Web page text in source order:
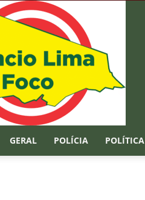
GERAL POLÍCIA POLÍTICA